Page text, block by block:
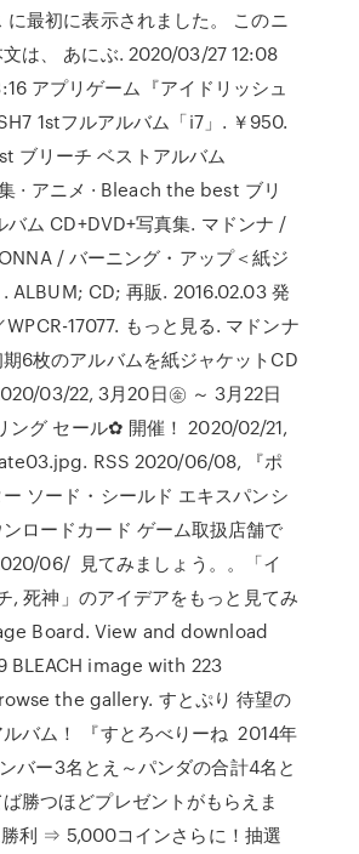
に最初に表示されました。 このニ
は、 あにぶ. 2020/03/27 12:08
アプリゲーム『アイドリッシュ
1stフルアルバム「i7」. ￥950.
ブリーチ ベストアルバム
· アニメ · Bleach the best ブリ
バム CD+DVD+写真集. マドンナ /
/ バーニング・アップ＜紙ジ
ALBUM; CD; 再販. 2016.02.03 発
17077. もっと見る. マドンナ
6枚のアルバムを紙ジャケットCD
03/22, 3月20日㊎ ～ 3月22日
ング セール✿ 開催！ 2020/02/21,
RSS 2020/06/08, 『ポ
ソード・シールド エキスパンシ
ロードカード ゲーム取扱店舗で
06/ 見てみましょう。。「イ
, 死神」のアイデアをもっと見てみ
Board. View and download
BLEACH image with 223
the gallery. すとぷり 待望の
バム！ 『すとろべりーね 2014年
バー3名とえ～パンダの合計4名と
勝つほどプレゼントがもらえま
利 ⇒ 5,000コインさらに！抽選